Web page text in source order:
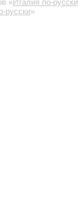
«Италия по-русски
русски»